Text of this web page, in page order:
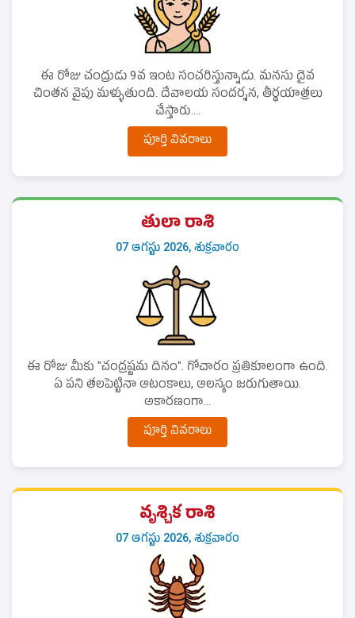
ఈ రోజు చంద్రుడు 9వ ఇంట సంచరిస్తున్నాడు. మనసు దైవ
చింతన వైపు మళ్ళుతుంది. దేవాలయ సందర్శన, తీర్థయాత్రలు
చేస్తారు....
పూర్తి వివరాలు
తులా రాశి
07 ఆగస్టు 2026, శుక్రవారం
ఈ రోజు మీకు "చంద్రష్టమ దినం". గోచారం ప్రతికూలంగా ఉంది.
ఏ పని తలపెట్టినా ఆటంకాలు, ఆలస్యం జరుగుతాయి.
అకారణంగా...
పూర్తి వివరాలు
వృశ్చిక రాశి
07 ఆగస్టు 2026, శుక్రవారం